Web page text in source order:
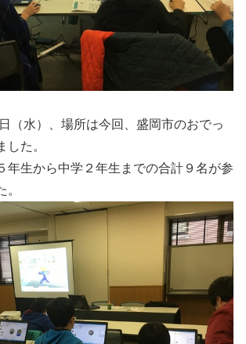
（水）、場所は今回、盛岡市のおでっ
した。
年生から中学２年生までの合計９名が参